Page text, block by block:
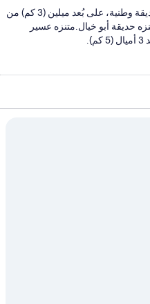
توجد هذه الشقة الفندقية في حديقة وطنية، على بُعد ميلين (3 كم) من
حديقة أبو خيال.متنزه عسير